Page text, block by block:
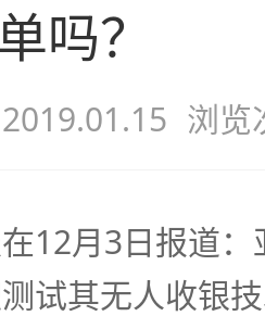
吗？
浏览
12月 3 日报道
试其无人收银